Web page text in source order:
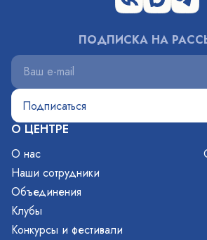
О ЦЕНТРЕ
О нас
Наши сотрудники
Объединения
Клубы
Конкурсы и фестивали
ПОДПИСКА НА